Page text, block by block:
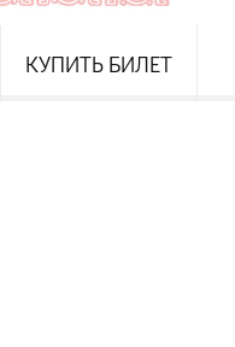
КУПИТЬ БИЛЕТ